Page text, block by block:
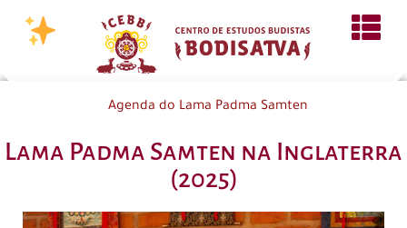
Agenda do Lama Padma Samten
Lama Padma Samten na Inglaterra
(2025)